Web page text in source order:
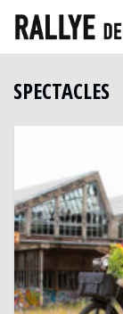
SPECTACLES